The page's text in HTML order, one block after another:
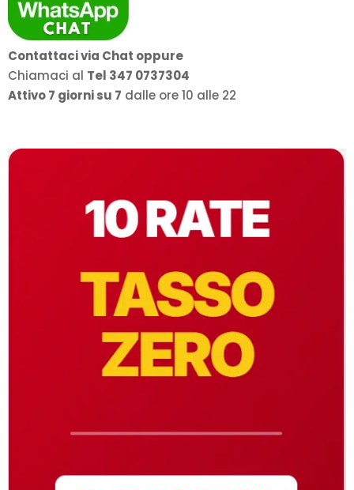
Contattaci via Chat oppure
Chiamaci al Tel 347 0737304
Attivo 7 giorni su 7 dalle ore 10 alle 22